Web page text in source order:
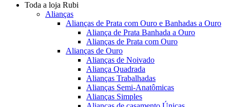
Toda a loja Rubi
Alianças
Alianças de Prata com Ouro e Banhadas a Ouro
Aliança de Prata Banhada a Ouro
Alianças de Prata com Ouro
Alianças de Ouro
Alianças de Noivado
Aliança Quadrada
Alianças Trabalhadas
Alianças Semi-Anatômicas
Alianças Simples